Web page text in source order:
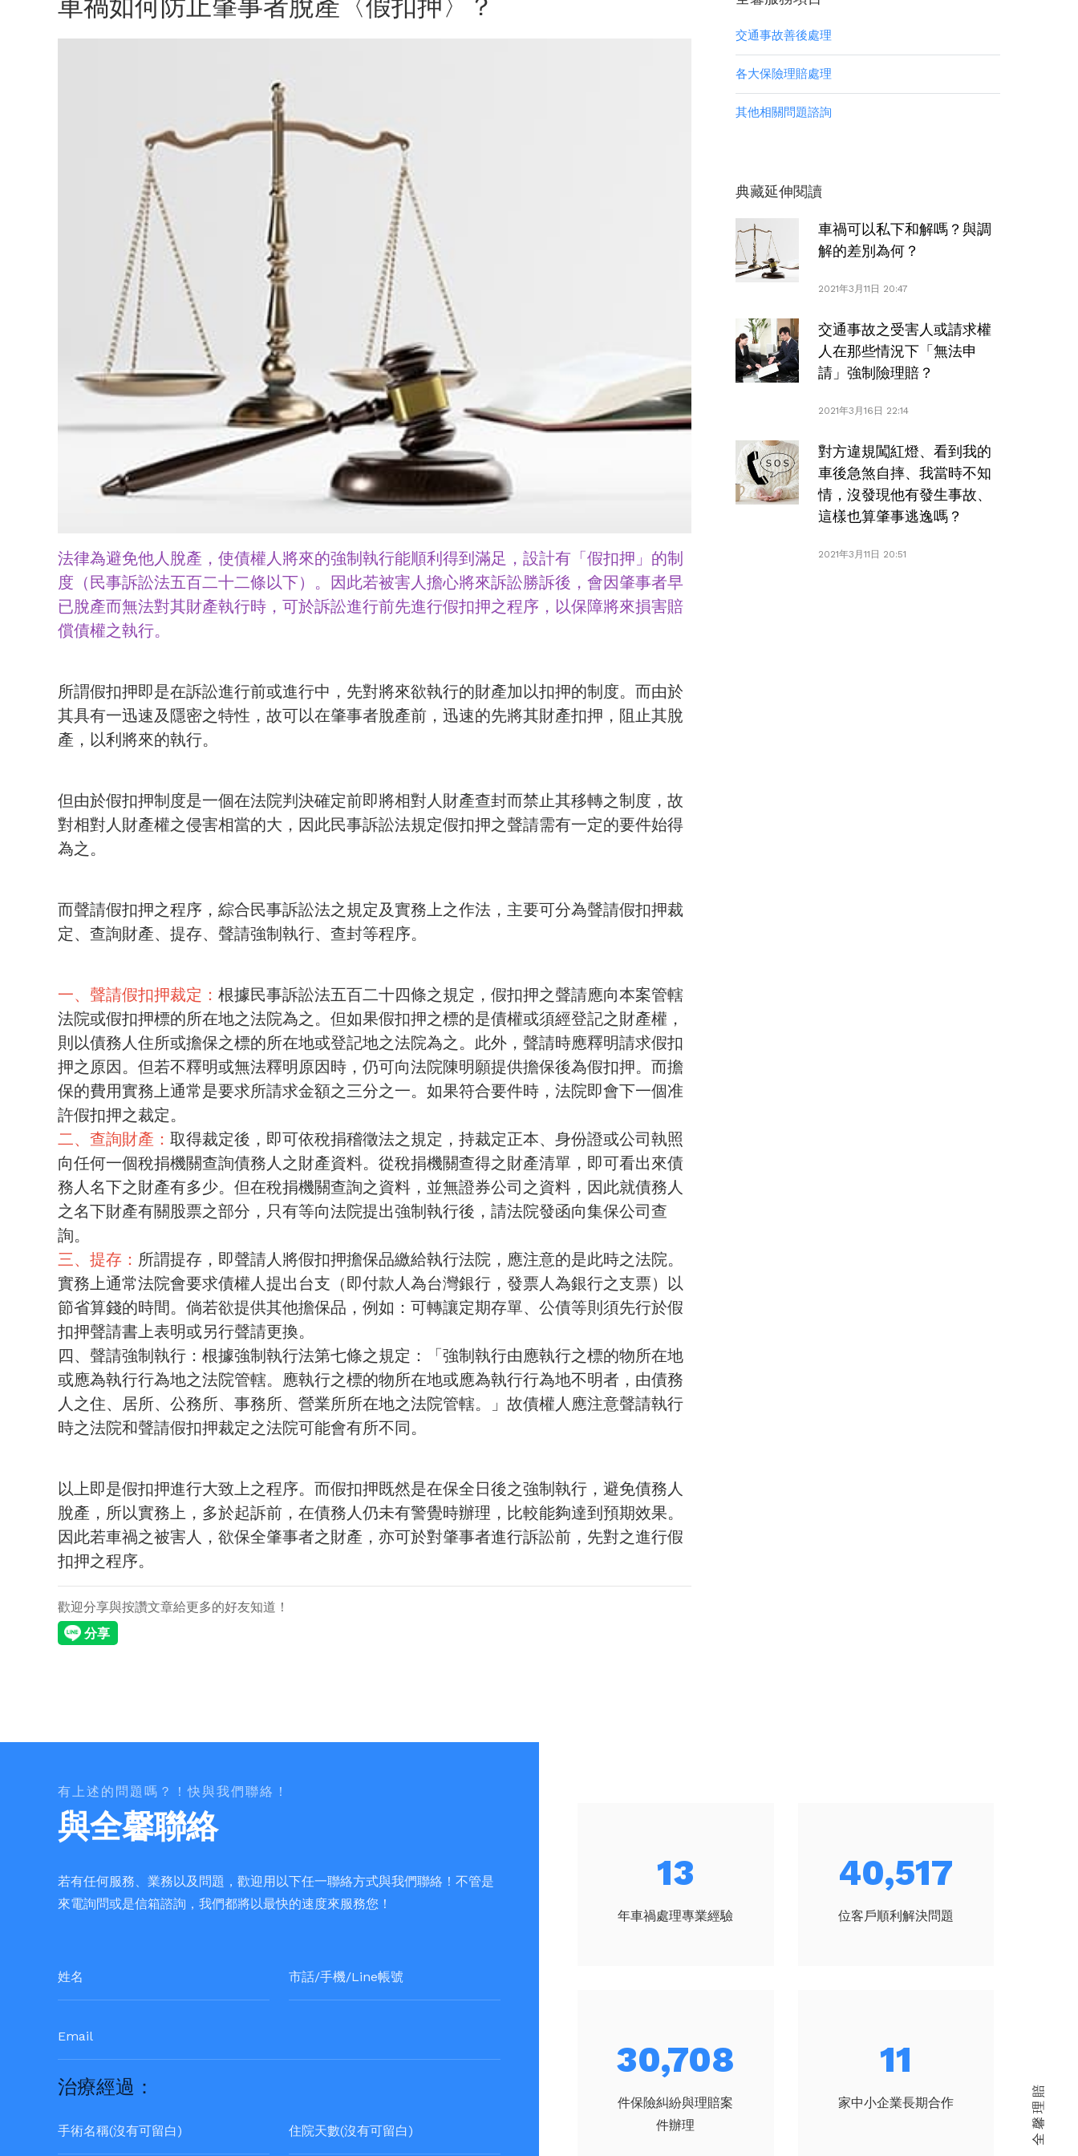
車禍如何防止肇事者脫產〈假扣押〉？
法律為避免他人脫產，使債權人將來的強制執行能順利得到滿足，設計有「假扣押」的制
度（民事訴訟法五百二十二條以下）。因此若被害人擔心將來訴訟勝訴後，會因肇事者早
已脫產而無法對其財產執行時，可於訴訟進行前先進行假扣押之程序，以保障將來損害賠
償債權之執行。
所謂假扣押即是在訴訟進行前或進行中，先對將來欲執行的財產加以扣押的制度。而由於
其具有一迅速及隱密之特性，故可以在肇事者脫產前，迅速的先將其財產扣押，阻止其脫
產，以利將來的執行。
但由於假扣押制度是一個在法院判決確定前即將相對人財產查封而禁止其移轉之制度，故
對相對人財產權之侵害相當的大，因此民事訴訟法規定假扣押之聲請需有一定的要件始得
為之。
而聲請假扣押之程序，綜合民事訴訟法之規定及實務上之作法，主要可分為聲請假扣押裁
定、查詢財產、提存、聲請強制執行、查封等程序。
一、聲請假扣押裁定： 根據民事訴訟法五百二十四條之規定，假扣押之聲請應向本案管轄
法院或假扣押標的所在地之法院為之。但如果假扣押之標的是債權或須經登記之財產權，
則以債務人住所或擔保之標的所在地或登記地之法院為之。此外，聲請時應釋明請求假扣
押之原因。但若不釋明或無法釋明原因時，仍可向法院陳明願提供擔保後為假扣押。而擔
保的費用實務上通常是要求所請求金額之三分之一。如果符合要件時，法院即會下一個准
許假扣押之裁定。
二、查詢財產： 取得裁定後，即可依稅捐稽徵法之規定，持裁定正本、身份證或公司執照
向任何一個稅捐機關查詢債務人之財產資料。從稅捐機關查得之財產清單，即可看出來債
務人名下之財產有多少。但在稅捐機關查詢之資料，並無證券公司之資料，因此就債務人
之名下財產有關股票之部分，只有等向法院提出強制執行後，請法院發函向集保公司查
詢。
三、提存： 所謂提存，即聲請人將假扣押擔保品繳給執行法院，應注意的是此時之法院。
實務上通常法院會要求債權人提出台支（即付款人為台灣銀行，發票人為銀行之支票）以
節省算錢的時間。倘若欲提供其他擔保品，例如：可轉讓定期存單、公債等則須先行於假
扣押聲請書上表明或另行聲請更換。
四、聲請強制執行：根據強制執行法第七條之規定：「強制執行由應執行之標的物所在地
或應為執行行為地之法院管轄。應執行之標的物所在地或應為執行行為地不明者，由債務
人之住、居所、公務所、事務所、營業所所在地之法院管轄。」故債權人應注意聲請執行
時之法院和聲請假扣押裁定之法院可能會有所不同。
以上即是假扣押進行大致上之程序。而假扣押既然是在保全日後之強制執行，避免債務人
脫產，所以實務上，多於起訴前，在債務人仍未有警覺時辦理，比較能夠達到預期效果。
因此若車禍之被害人，欲保全肇事者之財產，亦可於對肇事者進行訴訟前，先對之進行假
扣押之程序。
歡迎分享與按讚文章給更多的好友知道！
交通事故善後處理
各大保險理賠處理
其他相關問題諮詢
典藏延伸閱讀
車禍可以私下和解嗎？與調
解的差別為何？
2021年3月11日 20:47
交通事故之受害人或請求權
人在那些情況下「無法申
請」強制險理賠？
2021年3月16日 22:14
對方違規闖紅燈、看到我的
車後急煞自摔、我當時不知
情，沒發現他有發生事故、
這樣也算肇事逃逸嗎？
2021年3月11日 20:51
有上述的問題嗎？！快與我們聯絡！
與全馨聯絡
若有任何服務、業務以及問題，歡迎用以下任一聯絡方式與我們聯絡！不管是
來電詢問或是信箱諮詢，我們都將以最快的速度來服務您！
治療經過： 關於 全馨理賠
17
年車禍處理專業經驗
53,910
位客戶順利解決問題
40,859
件保險糾紛與理賠案
件辦理
14
家中小企業長期合作